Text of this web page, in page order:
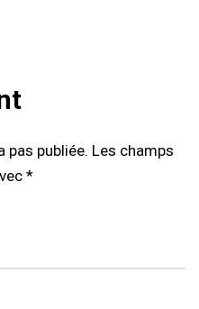
pas publiée. Les champs
*